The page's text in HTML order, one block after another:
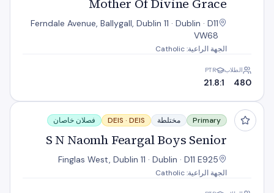
Mother Of Divine Grace
Ferndale Avenue, Ballygall, Dublin 11 · Dublin · D11
VW68
الجهة الراعية: Catholic
الطلاب
480
PTR
21.8:1
S N Naomh Feargal Boys Senior
Primary مختلطة DEIS · DEIS فصلان خاصان
S N Naomh Feargal Boys Senior
Finglas West, Dublin 11 · Dublin · D11 E925
الجهة الراعية: Catholic